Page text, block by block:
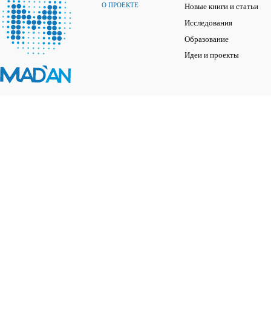
О ПРОЕКТЕ
Новые книги и статьи
Исследования
Образование
Идеи и проекты